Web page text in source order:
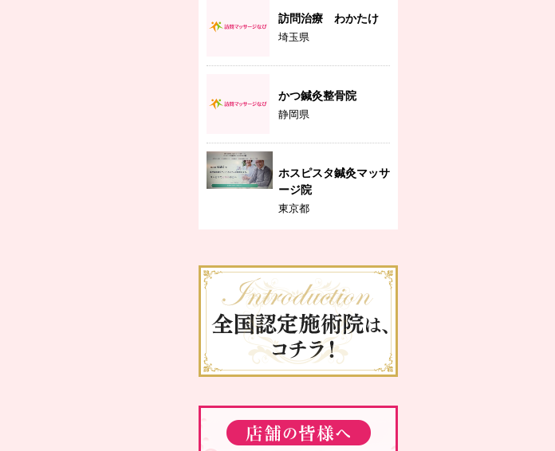
訪問治療 わかたけ
埼玉県
かつ鍼灸整骨院
静岡県
ホスピスタ鍼灸マッサ
ージ院
東京都